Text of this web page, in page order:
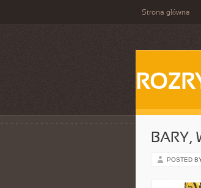
Strona główna
BARY,
POSTED